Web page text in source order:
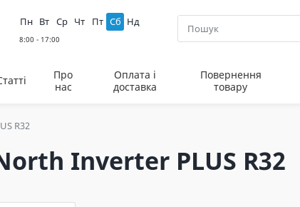
Пн Вт Ср Чт Пт Сб Нд
Про
нас
Оплата і
доставка
Повернення
товару
R32
Inverter PLUS R32